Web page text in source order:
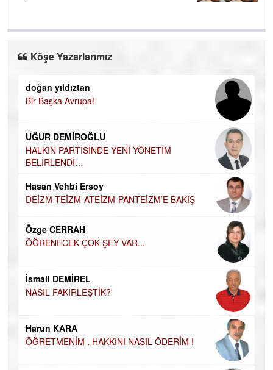
Köşe Yazarlarımız
doğan yıldıztan
Bir Başka Avrupa!
UĞUR DEMİROĞLU
HALKIN PARTİSİNDE YENİ YÖNETİM
BELİRLENDİ…
Hasan Vehbi Ersoy
DEİZM-TEİZM-ATEİZM-PANTEİZM’E BAKIŞ
Özge CERRAH
ÖĞRENECEK ÇOK ŞEY VAR...
İsmail DEMİREL
NASIL FAKİRLEŞTİK?
Harun KARA
ÖĞRETMENİM , HAKKINI NASIL ÖDERİM !